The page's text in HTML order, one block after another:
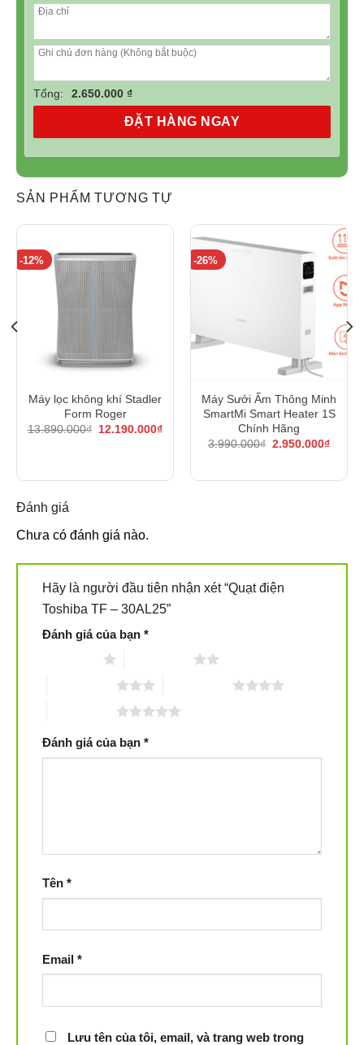
Tổng: 2.650.000 ₫
ĐẶT HÀNG NGAY
SẢN PHẨM TƯƠNG TỰ
-12%
Máy lọc không khí Stadler
Form Roger
13.890.000₫ Giá
12.190.000₫Giá
12.190.000₫.
-26%
Máy Sưởi Ấm Thông Minh
SmartMi Smart Heater 1S
Chính Hãng
3.990.000₫ Giá
2.950.000₫Giá
Đánh giá
Chưa có đánh giá nào.
Hãy là người đầu tiên nhận xét “Quạt điện
Toshiba TF – 30AL25”
Đánh giá của bạn *
Đánh giá của bạn *
Tên *
Email *
Lưu tên của tôi, email, và trang web trong